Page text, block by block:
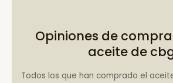
Opiniones de
aceite de
Todos los que han comprado el